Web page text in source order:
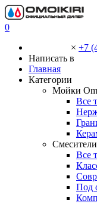
0
× +7
Написать в
Главная
Категории
Мойки
Все
Все
Под